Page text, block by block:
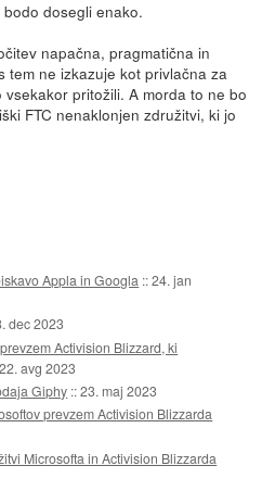
dosegli enako.
napačna, pragmatična in
tem ne izkazuje kot privlačna za
pritožili. A morda to ne bo
FTC nenaklonjen združitvi, ki jo
Appla in Googla ::24. jan
dec 2023
Activision Blizzard, ki
22. avg 2023
Giphy ::23. maj 2023
prevzem Activision Blizzarda
Microsofta in Activision Blizzarda